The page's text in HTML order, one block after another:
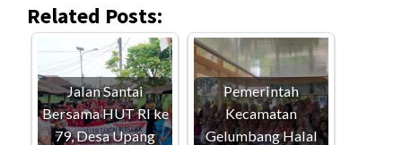
Related Posts:
Jalan Santai
Bersama HUT RI ke
79, Desa Upang
Pemerintah
Kecamatan
Gelumbang Halal